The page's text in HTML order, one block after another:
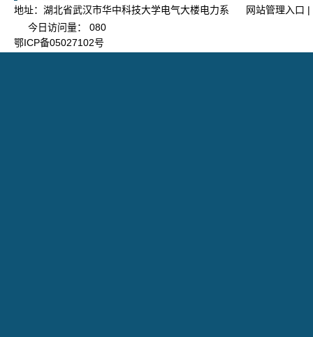
地址：湖北省武汉市华中科技大学电气大楼电力系
网站管理入口 |
今日访问量： 080
鄂ICP备05027102号